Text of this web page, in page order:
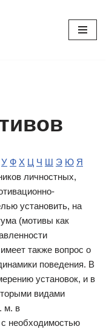
У Ф Х Ц Ч Ш Э Ю Я
личностных,
установить, на
(мотивы как
также вопрос о
поведения. В
установок, и в
видами
м. в
с необходимостью